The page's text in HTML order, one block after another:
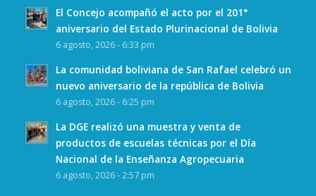
El Concejo acompañó el acto por el 201°
aniversario del Estado Plurinacional de Bolivia
6 agosto, 2026 - 6:33 pm
La comunidad boliviana de San Rafael celebró un
nuevo aniversario de la república de Bolivia
6 agosto, 2026 - 6:25 pm
La DGE realizó una muestra y venta de
productos de escuelas técnicas por el Día
Nacional de la Enseñanza Agropecuaria
6 agosto, 2026 - 2:57 pm